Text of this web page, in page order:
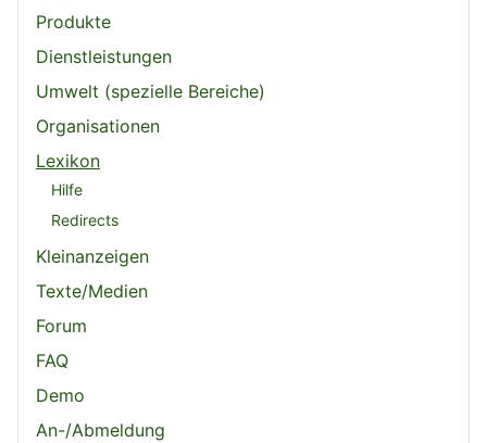
Produkte
Dienstleistungen
Umwelt (spezielle Bereiche)
Organisationen
Lexikon
Hilfe
Redirects
Kleinanzeigen
Texte/Medien
Forum
FAQ
Demo
An-/Abmeldung